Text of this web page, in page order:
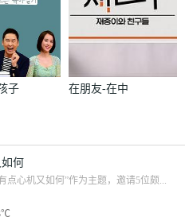
子
在朋友-在中
何
点心机又如何”作为主题，邀请5位颇...